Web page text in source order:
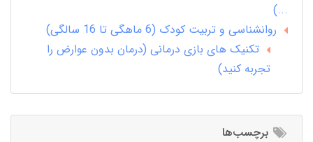
...)
روانشناسی و تربیت کودک (6 ماهگی تا 16 سالگی)
تکنیک های بازی درمانی (درمان بدون عوارض را
تجربه کنید)
برچسب‌ها